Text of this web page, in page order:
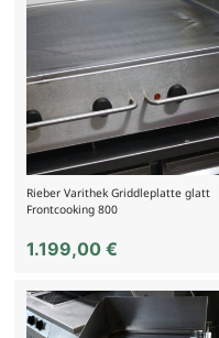
Rieber Varithek Griddleplatte glatt
Frontcooking 800
1.199,00 €